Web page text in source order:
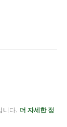
니다. 더 자세한 정